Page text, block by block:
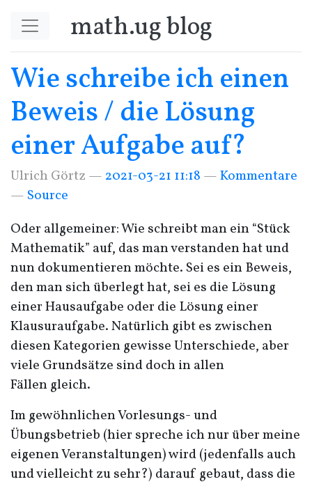
math.ug blog
Wie schreibe ich einen
Beweis / die Lösung
einer Aufgabe auf?
Ulrich Görtz 2021-03-21 11:18
Kommentare
Source
Oder allgemeiner: Wie schreibt man ein “Stück
Mathematik” auf, das man verstanden hat und
nun dokumentieren möchte. Sei es ein Beweis,
den man sich überlegt hat, sei es die Lösung
einer Hausaufgabe oder die Lösung einer
Klausuraufgabe. Natürlich gibt es zwischen
diesen Kategorien gewisse Unterschiede, aber
viele Grundsätze sind doch in allen
Fällen gleich.
Im gewöhnlichen Vorlesungs- und
Übungsbetrieb (hier spreche ich nur über meine
eigenen Veranstaltungen) wird (jedenfalls auch
und vielleicht zu sehr?) darauf gebaut, dass die